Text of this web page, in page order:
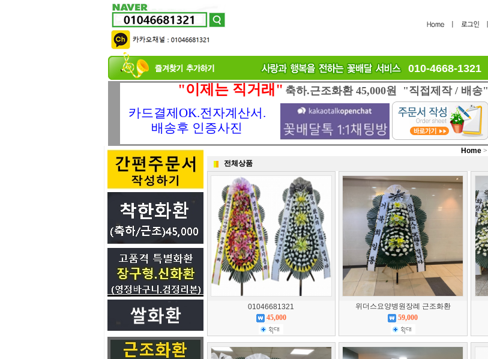
010-4668-1321
"이제는 직거래" 축하.근조화환 45,000원 "직접제작 / 배송"
카드결제OK.전자계산서.
배송후 인증사진
Home>
전체상품
01046681321
45,000
위더스요양병원장례 근조화환
59,000